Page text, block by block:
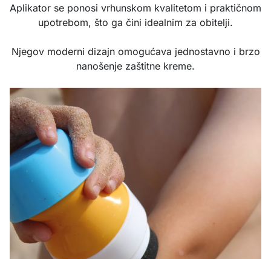
Aplikator se ponosi vrhunskom kvalitetom i praktičnom
upotrebom, što ga čini idealnim za obitelji.
Njegov moderni dizajn omogućava jednostavno i brzo
nanošenje zaštitne kreme.